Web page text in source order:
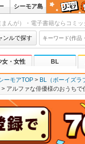
シーモア島
んが）・電子書籍ならコミッ
ンルで探す
女・女性 BL
ーモアTOP BL（ボーイズラ
アルファな俳優様のおうちで